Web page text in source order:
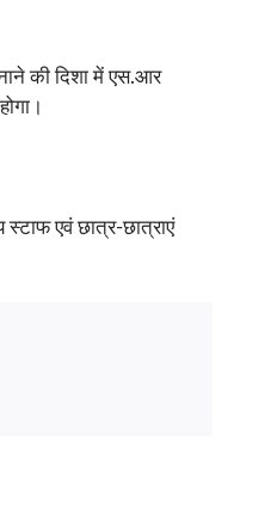
की दिशा में एस.आर
एवं छात्र-छात्राएं